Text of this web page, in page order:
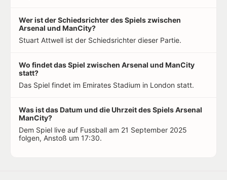
Wer ist der Schiedsrichter des Spiels zwischen
Arsenal und ManCity?
Stuart Attwell ist der Schiedsrichter dieser Partie.
Wo findet das Spiel zwischen Arsenal und ManCity
statt?
Das Spiel findet im Emirates Stadium in London statt.
Was ist das Datum und die Uhrzeit des Spiels Arsenal
ManCity?
Dem Spiel live auf Fussball am 21 September 2025
folgen, Anstoß um 17:30.